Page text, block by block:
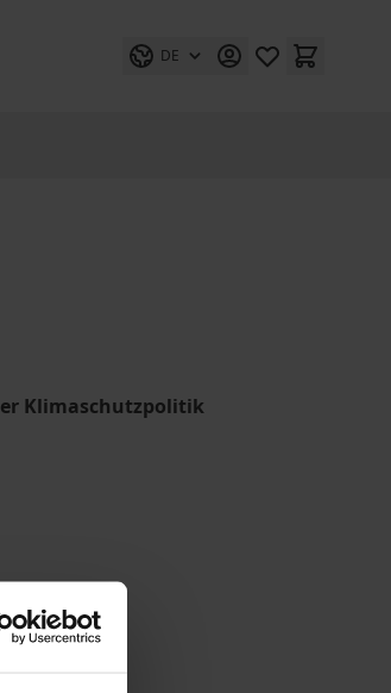
DE
Klimaschutzpolitik